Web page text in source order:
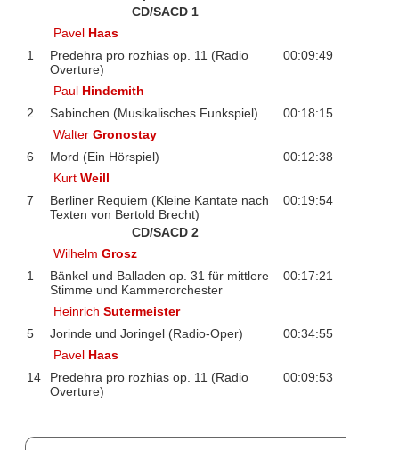
CD/SACD 1
Pavel Haas
1
Predehra pro rozhias op. 11 (Radio
Overture)
00:09:49
Paul Hindemith
2
Sabinchen (Musikalisches Funkspiel)
00:18:15
WalterGronostay
6
Mord (Ein Hörspiel)
00:12:38
KurtWeill
7
Berliner Requiem (Kleine Kantate nach
Texten von Bertold Brecht)
00:19:54
CD/SACD 2
WilhelmGrosz
1
Bänkel und Balladen op. 31 für mittlere
Stimme und Kammerorchester
00:17:21
HeinrichSutermeister
5
Jorinde und Joringel (Radio-Oper)
00:34:55
Pavel Haas
14
Predehra pro rozhias op. 11 (Radio
Overture)
00:09:53